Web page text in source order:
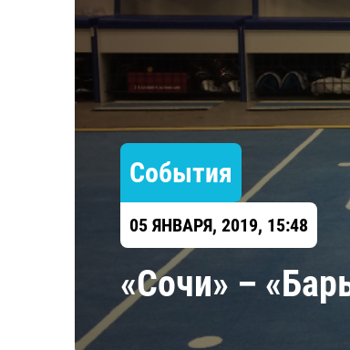
ЦСКА
Шанхайские
События
05 ЯНВАРЯ, 2019, 15:48
«Сочи» –